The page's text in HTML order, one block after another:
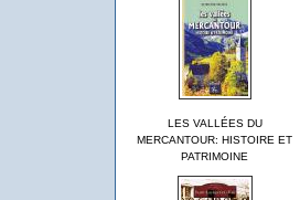
LES VALLÉES DU
MERCANTOUR: HISTOIRE ET
PATRIMOINE